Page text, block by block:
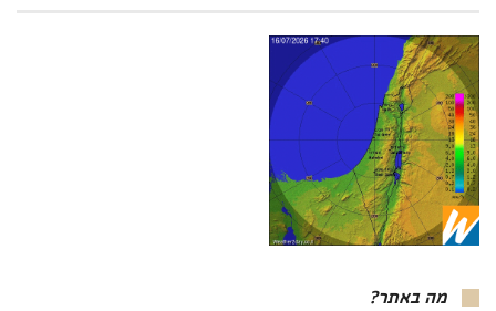
מה באתר?